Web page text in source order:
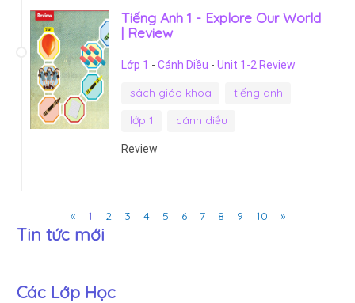
Tiếng Anh 1 - Explore Our World
| Review
Lớp 1 - Cánh Diều - Unit 1-2 Review
sách giáo khoa
tiếng anh
lớp 1
cánh diều
Review
«Previous
1 2 3 4 5 6 7 8 9 10 »Next
Tin tức mới
Các Lớp Học